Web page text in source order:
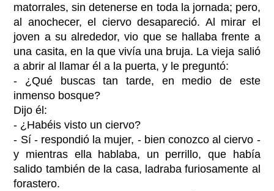
matorrales, sin detenerse en toda la jornada; pero,
al anochecer, el ciervo desapareció. Al mirar el
joven a su alrededor, vio que se hallaba frente a
una casita, en la que vivía una bruja. La vieja salió
a abrir al llamar él a la puerta, y le preguntó:
- ¿Qué buscas tan tarde, en medio de este
inmenso bosque?
Dijo él:
- ¿Habéis visto un ciervo?
- Sí - respondió la mujer, - bien conozco al ciervo -
y mientras ella hablaba, un perrillo, que había
salido también de la casa, ladraba furiosamente al
forastero.